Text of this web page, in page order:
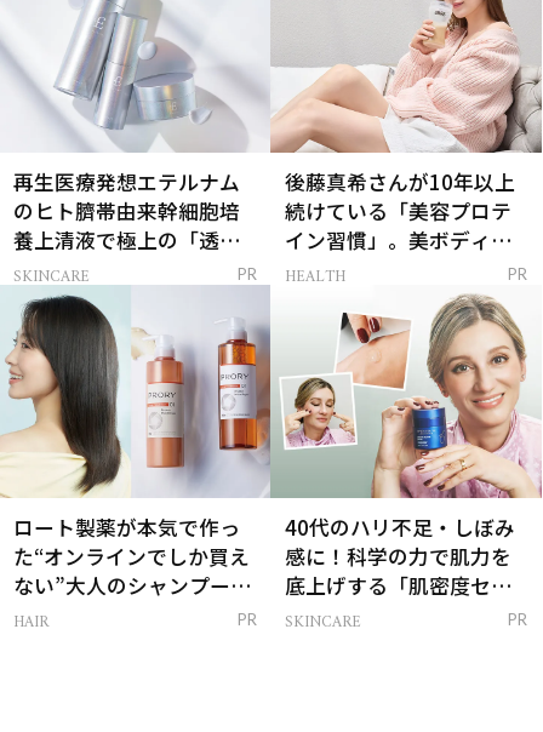
再生医療発想エテルナム
のヒト臍帯由来幹細胞培
養上清液で極上の「透明
感ハリ肌」へ
SKINCARE PR
後藤真希さんが10年以上
続けている「美容プロテ
イン習慣」。美ボディを
支える朝ルーティンと
HEALTH PR
ロート製薬が本気で作っ
た“オンラインでしか買え
ない”大人のシャンプー＆
トリートメントって？
HAIR PR
40代のハリ不足・しぼみ
感に！科学の力で肌力を
底上げする「肌密度セラ
ム」
SKINCARE PR